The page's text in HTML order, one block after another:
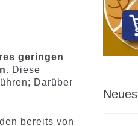
geringen
. Diese
Darüber
bereits von